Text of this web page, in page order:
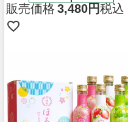
販売価格 3,480 税込